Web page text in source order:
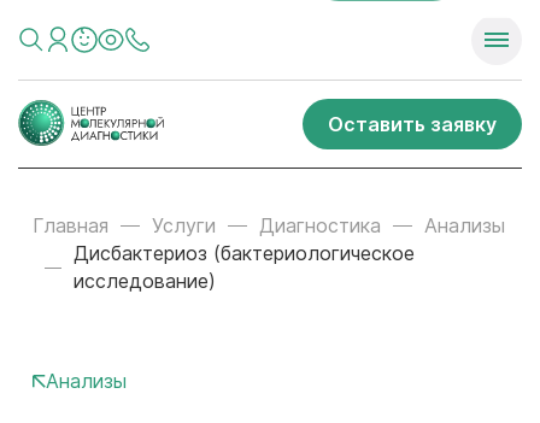
Оставить заявку
Главная Услуги Диагностика
Анализы
Дисбактериоз (бактериологическое
исследование)
Анализы